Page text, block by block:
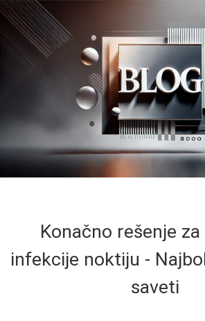
Konačno rešenje
infekcije noktiju -
saveti